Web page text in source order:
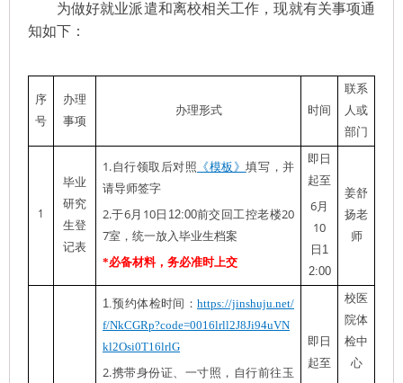
为做好就业派遣和离校相关工作，现就有关事项通
知如下：
序
号
办理
事项
办理形式 时间
联系
人或
部门
1
毕业
研究
生登
记表
1.自行领取后对照 《模板 》填写，并
请导师签字
2.于6月 10日 12:00前交回工控老楼20
7室，统一放入毕业生档案
*必备材料，务必准时上交
即日
起至
6月
10
日 1
2:00
姜舒
扬老
师
1.预约体检时间 ： https://jinshuju.net/
f/NkCGRp?code=0016lrll2J8Ji94uVN
kl2Osi0T16lrlG
2.携带身份证、一寸照，自行前往玉
即日
起至
校医
院体
检中
心